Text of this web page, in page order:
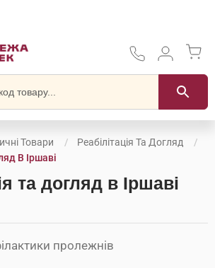
Товари
Реабілітація Та Догляд
В Іршаві
та догляд в Іршаві
пролежнів